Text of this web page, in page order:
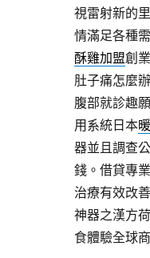
視雷射新的
情滿足各種
酥雞加盟創
肚子痛怎麼
腹部就診趣
用系統日本
器並且調查
錢。借貸專
治療有效改善
神器之漢方
食體驗全球